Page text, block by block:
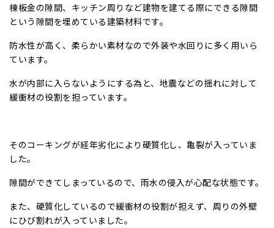
棟板金の隙間、キッチン周りなど建物を建てる際にできる隙間
という隙間を埋めている建築材料です。
防水性が高く、柔らかい素材なので外装や水回りに多く用いら
ています。
水が内部に入らないようにする為と、地震などの揺れに対して
緩衝材の役割を担っています。
そのコーキングが経年劣化により硬質化し、亀裂が入っていま
した。
隙間ができてしまっているので、雨水の侵入が心配な状態です。
また、硬質化しているので緩衝材の役割が担えず、周りの外壁
にひび割れが入っていました。